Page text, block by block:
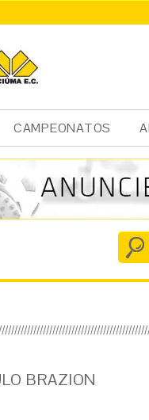
CAMPEONATOS
BRAZION